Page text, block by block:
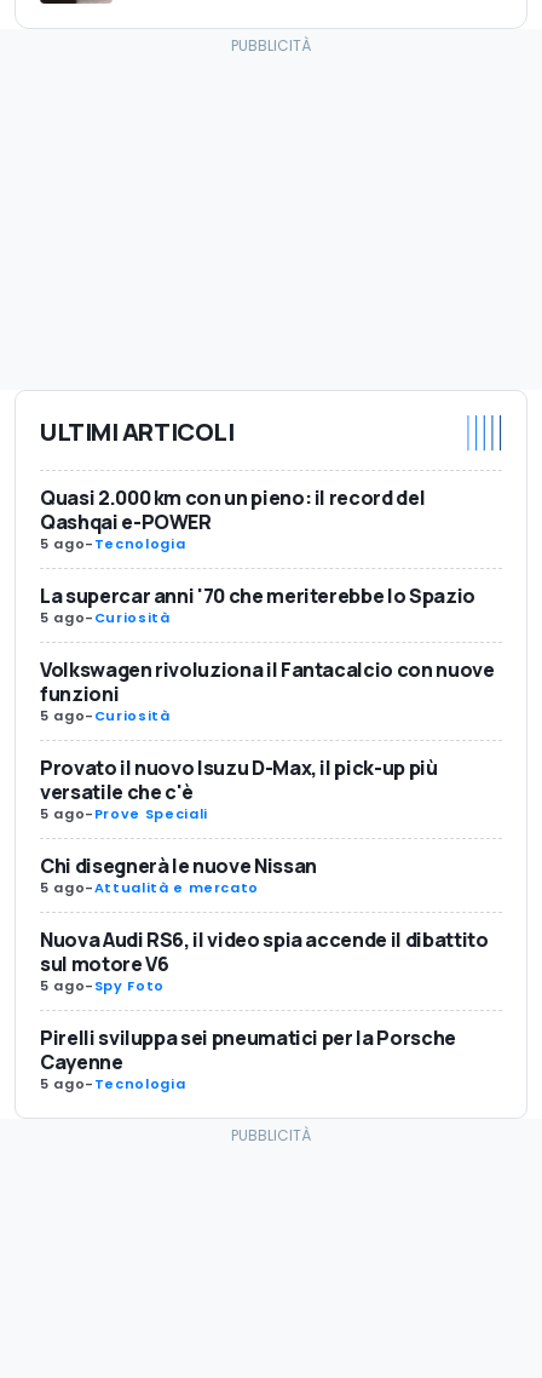
ULTIMI ARTICOLI
Quasi 2.000 km con un pieno: il record del
Qashqai e-POWER
5 ago-Tecnologia
La supercar anni '70 che meriterebbe lo Spazio
5 ago-Curiosità
Volkswagen rivoluziona il Fantacalcio con nuove
funzioni
5 ago-Curiosità
Provato il nuovo Isuzu D-Max, il pick-up più
versatile che c'è
5 ago-Prove Speciali
Chi disegnerà le nuove Nissan
5 ago-Attualità e mercato
Nuova Audi RS6, il video spia accende il dibattito
sul motore V6
5 ago-Spy Foto
Pirelli sviluppa sei pneumatici per la Porsche
Cayenne
5 ago-Tecnologia